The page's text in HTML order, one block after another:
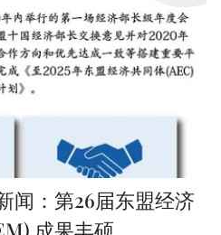
闻：第26届东盟经济
成果丰硕